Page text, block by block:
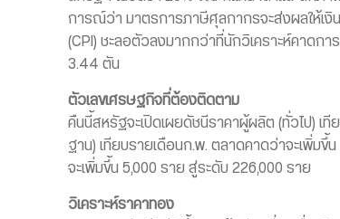
การณ์ว่า มาตรการภาษีศุลกากรจะส่งผลให้เ
(CPI) ชะลอตัวลงมากกว่าที่นักวิเคราะห์คาดก
3.44 ตัน
ตัวเลขเศรษฐกิจที่ต้องติดตาม
คืนนี้สหรัฐจะเปิดเผยดัชนีราคาผู้ผลิต (ทั่วไป) เ
ฐาน) เทียบรายเดือนก.พ. ตลาดคาดว่าจะเพิ่ม
จะเพิ่มขึ้น 5,000 ราย สู่ระดับ 226,000 ราย
วิเคราะห์ราคาทอง